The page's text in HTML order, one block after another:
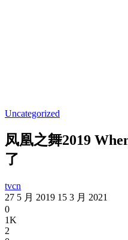
Uncategorized
凤凰之舞2019
了
tvcn
27 5 月 2019 15 3 月 2021
0
1K
2